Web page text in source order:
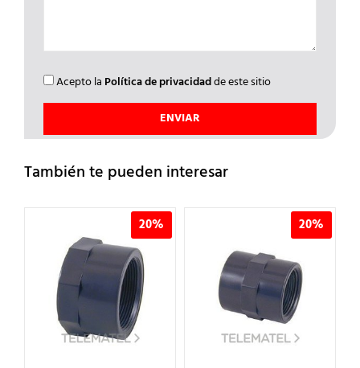
Acepto la Política de privacidadde este sitio
También te pueden interesar